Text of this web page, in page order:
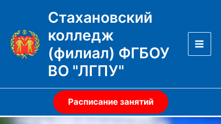
содержимому
Стахановский
колледж
(филиал) ФГБОУ
ВО "ЛГПУ"
Расписание занятий